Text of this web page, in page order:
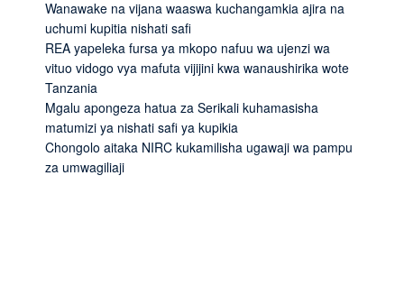
Wanawake na vijana waaswa kuchangamkia ajira na
uchumi kupitia nishati safi
REA yapeleka fursa ya mkopo nafuu wa ujenzi wa
vituo vidogo vya mafuta vijijini kwa wanaushirika wote
Tanzania
Mgalu apongeza hatua za Serikali kuhamasisha
matumizi ya nishati safi ya kupikia
Chongolo aitaka NIRC kukamilisha ugawaji wa pampu
za umwagiliaji